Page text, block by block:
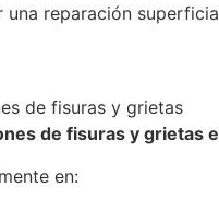
reparación
de fisuras y grietas
de fisuras y
en: